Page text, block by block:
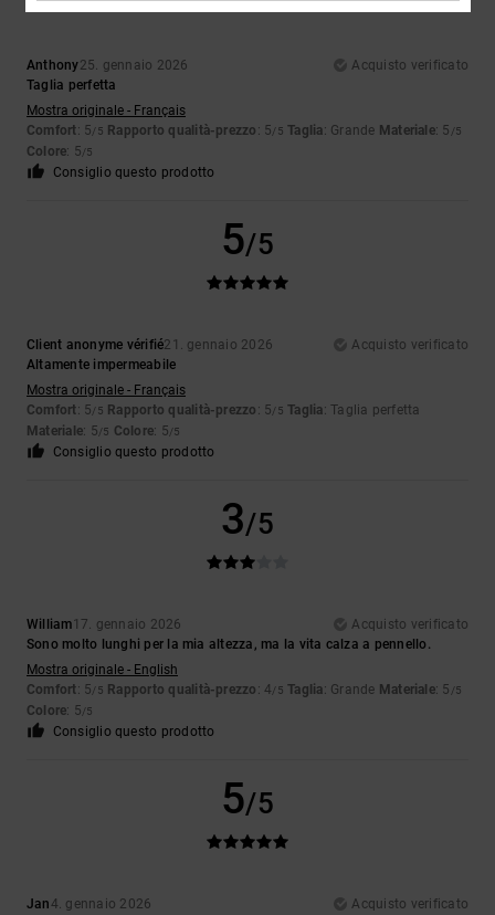
Anthony25. gennaio 2026
Acquisto verificato
Taglia perfetta
Mostra originale - Français
Comfort: 5/5 Rapporto qualità-prezzo : 5/5 Taglia: Grande Materiale: 5 /5
Colore: 5/5
Consiglio questo prodotto
5/5
Client anonyme vérifié21. gennaio 2026
Acquisto verificato
Altamente impermeabile
Mostra originale - Français
Comfort: 5/5 Rapporto qualità-prezzo : 5/5 Taglia: Taglia perfetta
Materiale: 5/5 Colore: 5/5
Consiglio questo prodotto
3/5
William17. gennaio 2026
Acquisto verificato
Sono molto lunghi per la mia altezza, ma la vita calza a pennello.
Mostra originale - English
Comfort: 5/5 Rapporto qualità-prezzo : 4/5 Taglia: Grande Materiale: 5 /5
Colore: 5/5
Consiglio questo prodotto
5/5
Jan4. gennaio 2026
Acquisto verificato